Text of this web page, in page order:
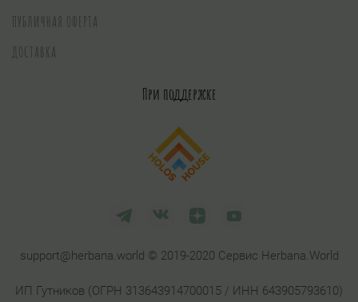
ПУБЛИЧНАЯ ОФЕРТА
ДОСТАВКА
При поддержке
support@herbana.world © 2019-2020 Сервис Herbana.World
ИП Гутников (ОГРН 313643914700015 / ИНН 643905793610)